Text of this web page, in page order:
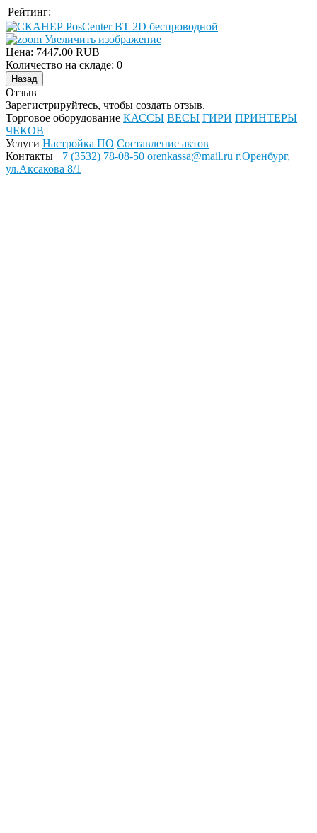
Рейтинг:
Увеличить изображение
Цена: 7447.00 RUB
Количество на складе: 0
Отзыв
Зарегистрируйтесь, чтобы создать отзыв.
Торговое оборудование КАССЫ ВЕСЫ ГИРИ ПРИНТЕРЫ
ЧЕКОВ
Услуги Настройка ПО Составление актов
Контакты +7 (3532) 78-08-50 orenkassa@mail.ru г.Оренбург,
ул.Аксакова 8/1